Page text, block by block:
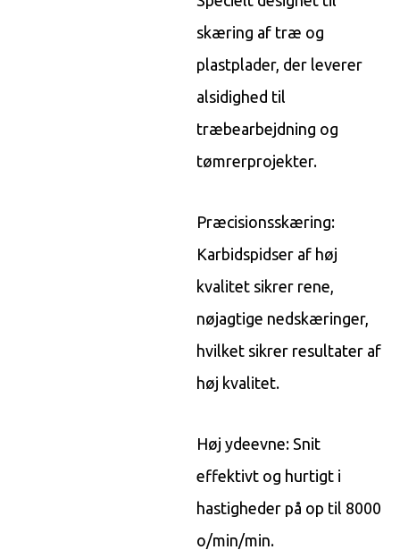
skæring af træ og
plastplader, der leverer
alsidighed til
træbearbejdning og
tømrerprojekter.
Præcisionsskæring:
Karbidspidser af høj
kvalitet sikrer rene,
nøjagtige nedskæringer,
hvilket sikrer resultater af
høj kvalitet.
Høj ydeevne: Snit
effektivt og hurtigt i
hastigheder på op til 8000
o/min/min.